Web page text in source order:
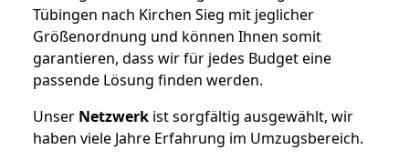
Tübingen nach Kirchen Sieg mit jeglicher
Größenordnung und können Ihnen somit
garantieren, dass wir für jedes Budget eine
passende Lösung finden werden.
Unser Netzwerk ist sorgfältig ausgewählt, wir
haben viele Jahre Erfahrung im Umzugsbereich.